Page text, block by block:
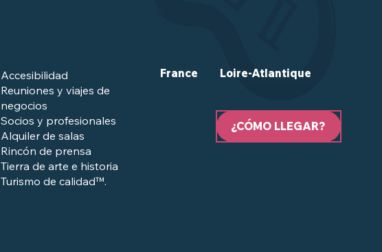
Accesibilidad
Reuniones y viajes de
negocios
Socios y profesionales
Alquiler de salas
Rincón de prensa
Tierra de arte e historia
Turismo de calidad™.
¿CÓMO LLEGAR?
France Loire-Atlantique